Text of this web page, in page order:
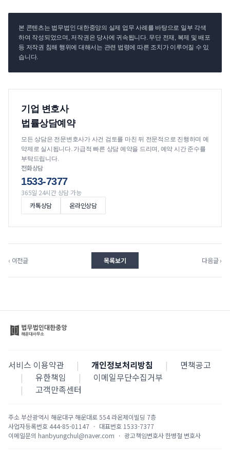
본 콘텐츠는 법무법인 대한중앙의 실제 업무 사례를 바탕으로 일부 각색
하여 작성되었으며, 저작권은 당사에 귀속됩니다. 무단 전재, 복제 및 배포
등 저작권 침해 행위에 대해서는 관련 법령에 따른 조치가 이루어질 수 있
습니다.
기업 변호사
법률상담예약
모든 상담은 전문변호사가 사건 검토를 마친 뒤 전문적으로 진행하며 예
약제로 실시됩니다. 가급적 빠른 상담 예약을 드리며, 예약 시간 준수를
부탁드립니다.
전화상담
1533-7377
365일 24시간 상담 가능
카톡상담
온라인상담
‹ 이전글 목록보기 다음글 ›
서비스 이용약관 | 개인정보처리방침 |
면책공고
|
유한책임 |
이메일무단수집거부
|
고객만족센터
주소부산광역시 해운대구 해운대로 554 라온제이빌딩 7층
사업자등록번호 444-85-01147 · 대표번호 1533-7377
이메일문의 hanbyungchul@naver.com · 광고책임변호사한병철 변호사